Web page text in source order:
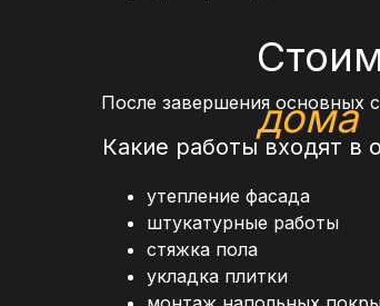
дома
После завершения основных
Какие работы входят в
утепление фасада
штукатурные работы
стяжка пола
укладка плитки